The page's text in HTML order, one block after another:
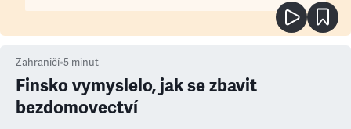
Zahraničí•5 minut
Finsko vymyslelo, jak se zbavit
bezdomovectví